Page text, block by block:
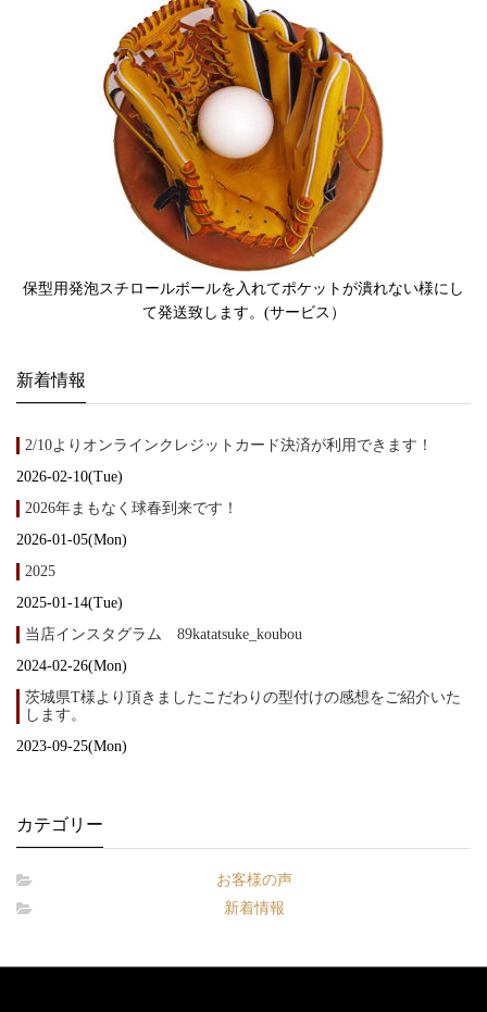
保型用発泡スチロールボールを入れてポケットが潰れない様にし
て発送致します。(サービス）
新着情報
2/10よりオンラインクレジットカード決済が利用できます！
2026-02-10(Tue)
2026年まもなく球春到来です！
2026-01-05(Mon)
2025
2025-01-14(Tue)
当店インスタグラム 89katatsuke_koubou
2024-02-26(Mon)
茨城県T様より頂きましたこだわりの型付けの感想をご紹介いた
します。
2023-09-25(Mon)
カテゴリー
お客様の声
新着情報